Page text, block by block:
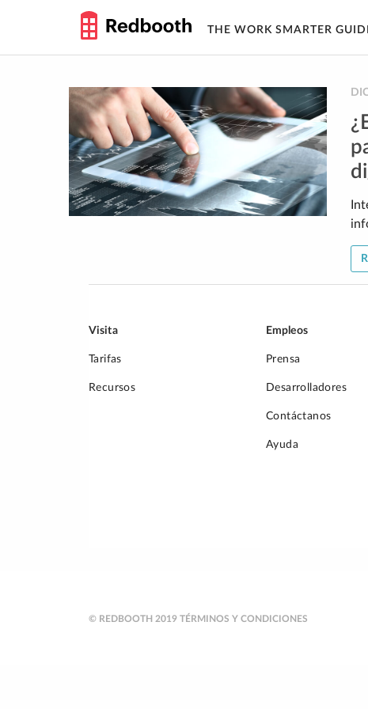
THE WORK SMARTER
Visita
Tarifas
Recursos
Empleos
Prensa
Desarrolladores
Contáctanos
Ayuda
© REDBOOTH 2019 TÉRMINOS Y CONDICIONES